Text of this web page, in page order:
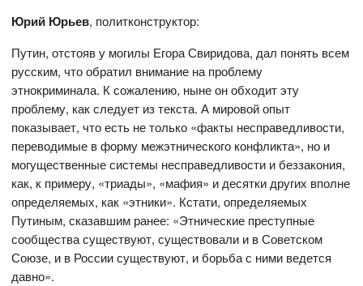
Юрий Юрьев, политконструктор:
Путин, отстояв у могилы Егора Свиридова, дал понять всем
русским, что обратил внимание на проблему
этнокриминала. К сожалению, ныне он обходит эту
проблему, как следует из текста. А мировой опыт
показывает, что есть не только «факты несправедливости,
переводимые в форму межэтнического конфликта», но и
могущественные системы несправедливости и беззакония,
как, к примеру, «триады», «мафия» и десятки других вполне
определяемых, как «этники». Кстати, определяемых
Путиным, сказавшим ранее: «Этнические преступные
сообщества существуют, существовали и в Советском
Союзе, и в России существуют, и борьба с ними ведется
давно».